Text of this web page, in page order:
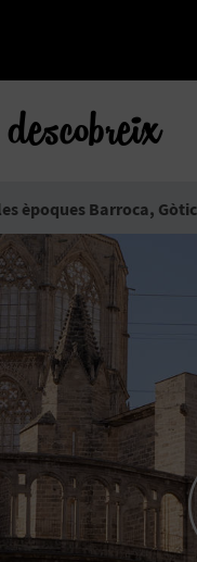
descobreix
èpoques Barroca,